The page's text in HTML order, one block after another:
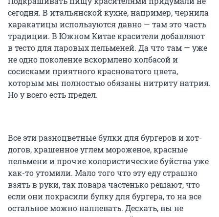
сегодня. В итальянской кухне, например, чернила
каракатицы используются давно — там это часть
традиции. В Южном Китае красители добавляют
в тесто для паровых пельменей. Да что там — уже
не одно поколение вскормлено колбасой и
сосисками приятного красноватого цвета,
которым мы полностью обязаны нитриту натрия.
Но у всего есть предел.
Все эти разноцветные булки для бургеров и хот-
догов, крашенное углем мороженое, красные
пельмени и прочие колористические буйства уже
как-то утомили. Мало того что эту еду страшно
взять в руки, так повара частенько решают, что
если они покрасили булку для бургера, то на все
остальное можно наплевать. Дескать, вы не